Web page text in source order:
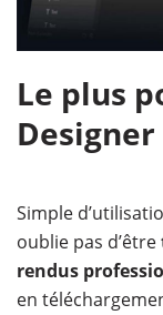
Le plus
Designer
Simple
oublie pas d’être
rendus
en